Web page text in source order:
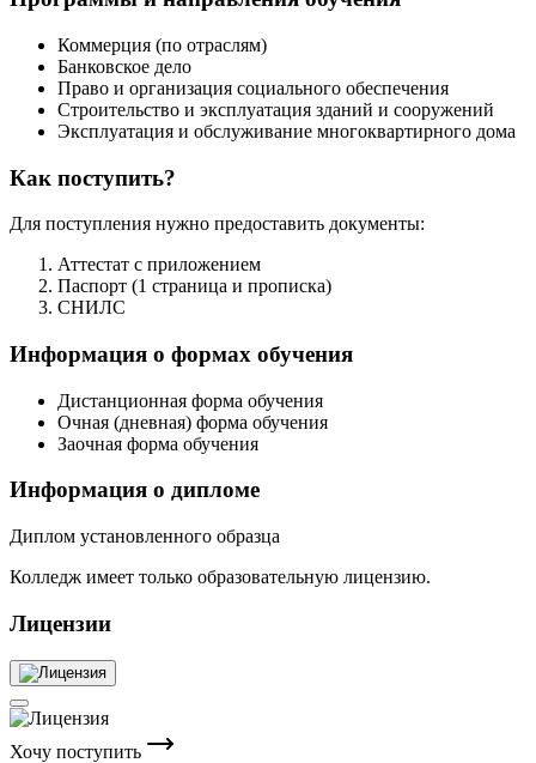
Коммерция (по отраслям)
Банковское дело
Право и организация социального обеспечения
Строительство и эксплуатация зданий и сооружений
Эксплуатация и обслуживание многоквартирного дома
Как поступить?
Для поступления нужно предоставить документы:
Аттестат с приложением
Паспорт (1 страница и прописка)
СНИЛС
Информация о формах обучения
Дистанционная форма обучения
Очная (дневная) форма обучения
Заочная форма обучения
Информация о дипломе
Диплом установленного образца
Колледж имеет только образовательную лицензию.
Лицензии
Хочу поступить